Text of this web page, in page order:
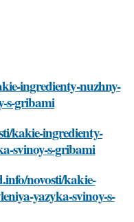
ingredienty-nuzhny-
s-gribami
kakie-ingredienty-
svinoy-s-gribami
novosti/kakie-
yazyka-svinoy-s-